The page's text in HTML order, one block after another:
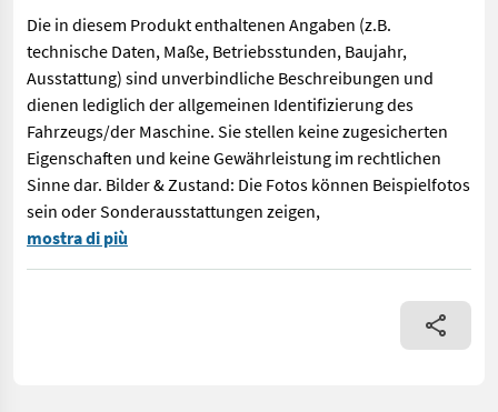
Die in diesem Produkt enthaltenen Angaben (z.B.
technische Daten, Maße, Betriebsstunden, Baujahr,
Ausstattung) sind unverbindliche Beschreibungen und
dienen lediglich der allgemeinen Identifizierung des
Fahrzeugs/der Maschine. Sie stellen keine zugesicherten
Eigenschaften und keine Gewährleistung im rechtlichen
Sinne dar. Bilder & Zustand: Die Fotos können Beispielfotos
sein oder Sonderausstattungen zeigen,
NEU & UNGEBRAUCHT 22 PS Allrad Rasenbereifung
mostra di più